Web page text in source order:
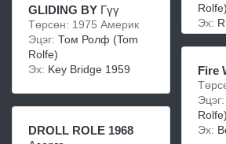
GLIDING BY Гүү
Төрсөн: 1975 Америк
Эцэг: Том Ролф (Tom
Rolfe)
Эх: Key Bridge 1959
DROLL ROLE 1968
Rolfe)
Эх:
Fire
Эцэг:
Rolfe)
Эх: